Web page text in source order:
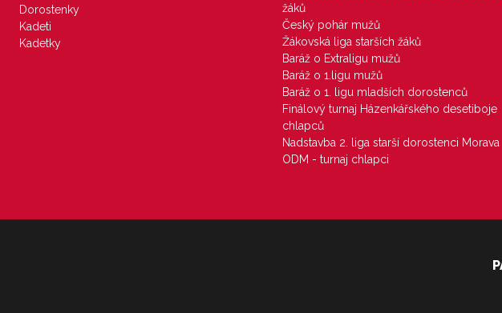
Dorostenky
Kadeti
Kadetky
žáků
Český pohár mužů
Žákovská liga starších žáků
Baráž o Extraligu mužů
Baráž o 1.ligu mužů
Baráž o 1. ligu mladších dorostenců
Finálový turnaj Házenkářského desetiboje
chlapců
Nadstavba 2. liga starší dorostenci Morava
ODM - turnaj chlapci